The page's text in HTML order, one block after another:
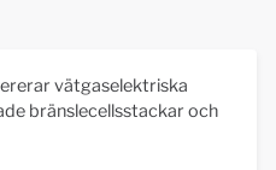
vätgaselektriska
bränslecellsstackar och